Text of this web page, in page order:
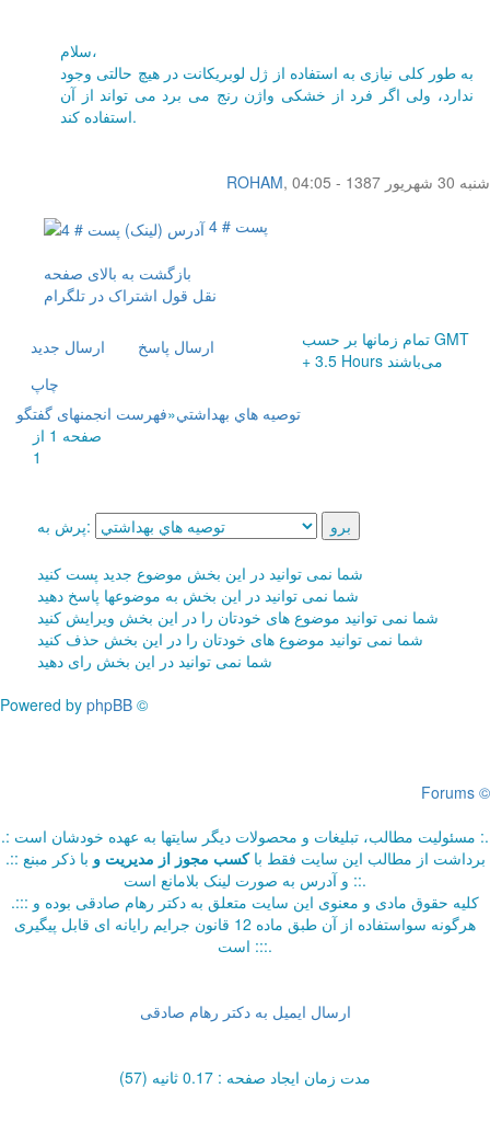
سلام،
به طور کلی نیازی به استفاده از ژل لوبریکانت در هیچ حالتی وجود
ندارد، ولی اگر فرد از خشکی واژن رنج می برد می تواند از آن
استفاده کند.
ROHAM,
شنبه 30 شهریور 1387 - 04:05
پست # 4
بازگشت به بالای صفحه
نقل قول اشتراک در تلگرام
ارسال جديد
ارسال پاسخ
چاپ
تمام زمانها بر حسب GMT
+ 3.5 Hours می‌باشند
فهرست انجمنهای گفتگو»توصيه هاي بهداشتي
صفحه 1 از
1
پرش به:
شما نمی توانید در این بخش موضوع جدید پست کنید
شما نمی توانید در این بخش به موضوعها پاسخ دهید
شما نمی توانید موضوع های خودتان را در این بخش ویرایش کنید
شما نمی توانید موضوع های خودتان را در این بخش حذف کنید
شما نمی توانید در این بخش رای دهید
Powered by phpBB ©
Forums ©
.: مسئوليت مطالب، تبليغات و محصولات ديگر سايتها به عهده خودشان است :.
.:: برداشت از مطالب اين سايت فقط باکسب مجوز از مدیریت و با ذکر مبنع
و آدرس به صورت لینک بلامانع است ::.
.::: کلیه حقوق مادی و معنوی این سایت متعلق به دکتر رهام صادقی بوده و
هرگونه سواستفاده از آن طبق ماده 12 قانون جرایم رایانه ای قابل پیگیری
است :::.
ارسال ایمیل به دکتر رهام صادقی
مدت زمان ایجاد صفحه : 0.17 ثانیه (57)